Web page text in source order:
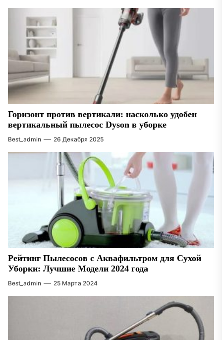
Горизонт против вертикали: насколько удобен
вертикальный пылесос Dyson в уборке
Best_admin 26 Декабря 2025
Рейтинг Пылесосов с Аквафильтром для Сухой
Уборки: Лучшие Модели 2024 года
Best_admin 25 Марта 2024